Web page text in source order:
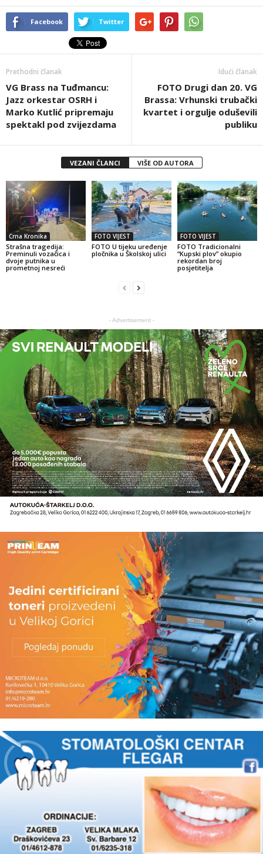
Facebook Twitter
Prethodni članak
VG Brass na Tuđmancu:
Jazz orkestar OSRH i
Marko Kutlić pripremaju
spektakl pod zvijezdama
Idući članak
FOTO Drugi dan 20. VG
Brassa: Vrhunski trubački
kvartet i orgulje oduševili
publiku
VEZANI ČLANCI VIŠE OD AUTORA
Crna Kronika
Strašna tragedija:
Preminuli vozačica i
dvoje putnika u
prometnoj nesreći
FOTO VIJEST
FOTO U tijeku uređenje
pločnika u Školskoj ulici
FOTO VIJEST
FOTO Tradicionalni
“Kupski plov” okupio
rekordan broj
posjetitelja
- Advertisement -